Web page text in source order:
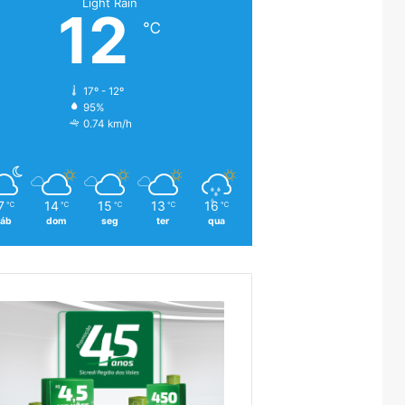
12 ℃
17º - 12º
95%
0.74 km/h
℃ 14 ℃
dom
15 ℃
seg
13 ℃
ter
16 ℃
qua